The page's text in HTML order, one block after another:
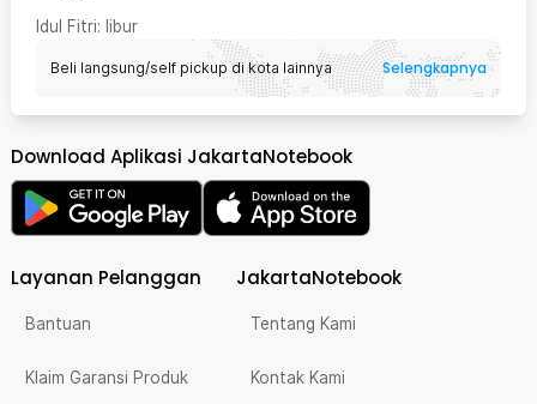
Idul Fitri: libur
Beli langsung/self pickup di kota lainnya Selengkapnya
Download Aplikasi JakartaNotebook
Layanan Pelanggan
Bantuan
Klaim Garansi Produk
JakartaNotebook
Tentang Kami
Kontak Kami